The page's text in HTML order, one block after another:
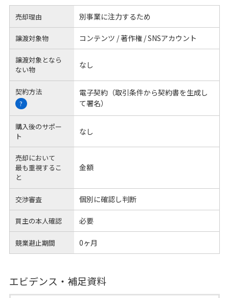
売却理由 別事業に注力するため
譲渡対象物 コンテンツ / 著作権 / SNSアカウント
譲渡対象となら
ない物
なし
契約方法
?
電子契約（取引条件から契約書を生成し
て署名）
購入後のサポー
ト
なし
売却において
最も重視するこ
と
金額
交渉審査 個別に確認し判断
買主の本人確認 必要
競業避止期間 0ヶ月
エビデンス・補足資料